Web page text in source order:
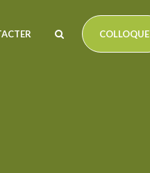
COLLOQUE